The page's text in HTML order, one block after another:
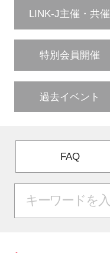
LINK-J主催・共催
特別会員開催
過去イベント
FAQ